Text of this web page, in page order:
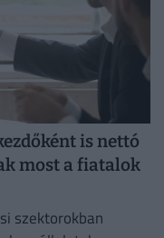
is nettó
most a fiatalok
szektorokban